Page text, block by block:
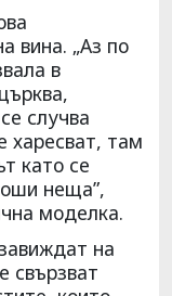
вина. „Аз по
в
случва
там
като се
неща”,
моделка.
на
свързват